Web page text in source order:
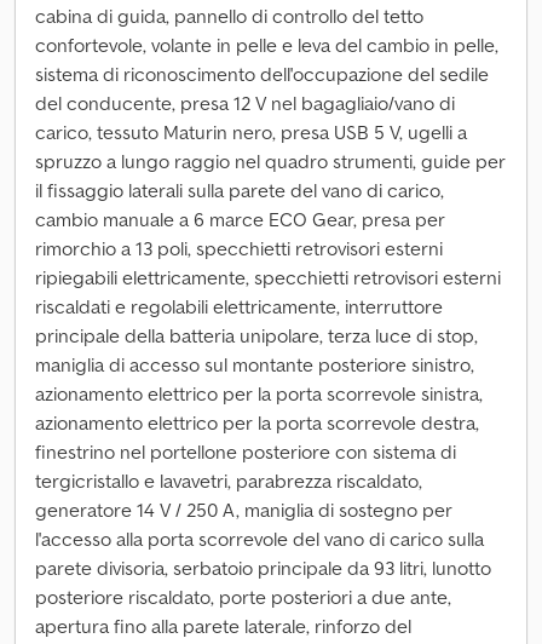
cabina di guida, pannello di controllo del tetto
confortevole, volante in pelle e leva del cambio in pelle,
sistema di riconoscimento dell'occupazione del sedile
del conducente, presa 12 V nel bagagliaio/vano di
carico, tessuto Maturin nero, presa USB 5 V, ugelli a
spruzzo a lungo raggio nel quadro strumenti, guide per
il fissaggio laterali sulla parete del vano di carico,
cambio manuale a 6 marce ECO Gear, presa per
rimorchio a 13 poli, specchietti retrovisori esterni
ripiegabili elettricamente, specchietti retrovisori esterni
riscaldati e regolabili elettricamente, interruttore
principale della batteria unipolare, terza luce di stop,
maniglia di accesso sul montante posteriore sinistro,
azionamento elettrico per la porta scorrevole sinistra,
azionamento elettrico per la porta scorrevole destra,
finestrino nel portellone posteriore con sistema di
tergicristallo e lavavetri, parabrezza riscaldato,
generatore 14 V / 250 A, maniglia di sostegno per
l'accesso alla porta scorrevole del vano di carico sulla
parete divisoria, serbatoio principale da 93 litri, lunotto
posteriore riscaldato, porte posteriori a due ante,
apertura fino alla parete laterale, rinforzo del